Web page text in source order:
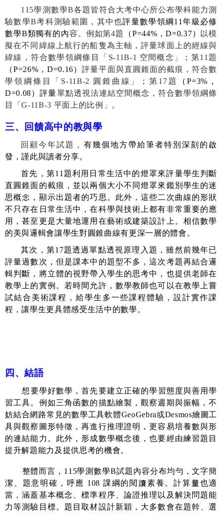
115學測數學B各題皆符合大考中心所公布學科能力測
驗數學B考科測驗範圍，其中也評量數學領綱 11 年級必修
數學B類獨有的內容。例如第4題 （P=44% ，D=0.37）
以模
擬在不同緯線上航行的船隻為主軸，評量球面上的經線與
緯線，符合數學領綱條目「 S-11B-1 空間概念」；第11 題
（P=26% ， D=0.16）評量平面與直圓錐面的截痕，符合數
學領綱條目「 S-11B-2 圓錐曲線」；第 17 題 （P=3% ，
D=0.08）評量單點透視法連結空間概念，符合數學領綱條
目「G-11B-3 平面上的比例」。
三、回饋高中的教與學
回顧今年試題， 有幾個地方帶給筆者特別深刻的啟
發，謹此與讀者分享。
首先，第11 題利用日常生活中的燈罩來評量學生判斷
直圓錐面的截痕，並以兩個大小不同燈罩來鑑別學生的迷
思概念，顯示出題者的巧思。此外，這些二次曲線的形狀
不只存在日常生活中，在科學與技術上都有非常重要的應
用，甚至更是大量地運用在藝術或建築設計上。相信數學
的美與邏輯會讓學生對圓錐曲線有更深一層的體會。
其次，第17題透過單點透視原理入題，雖然前幾年已
評量過數次，但是課本中的題型不多，這次考題再結合邏
輯判斷，將立體的視野帶入學生的思考中，也提供老師在
教學上的實例。若時間允許，數學教師也可以在教學上嘗
試結合美術課程，給學生多一些課程體驗，設計實作課
程，讓學生更具體感受生活中的數學。
四、結語
想要學好數學，首先要建立正確的學習態度與善用學
習工具。例如三角函數的描點繪製，觀察週期與振幅，不
妨結合網路常見的數學工具軟體GeoGebra或Desmos繪圖工
具與觀察圖形特徵，再進行推理證明，更容易培養數與形
的連結能力。此外，形成數學概念後，也要經由練習題目
提升解題能力及提供思考的機會。
整體而言， 115學測數學B試題內容分布均勻，文字簡
潔、題意明確，呼應 108 課綱的閱讀素養。計算量也適
當，涵蓋基本概念、標準程序、論證推理以及解決問題能
力等測驗目標。題目取材設計新穎，大多數會在題幹、選